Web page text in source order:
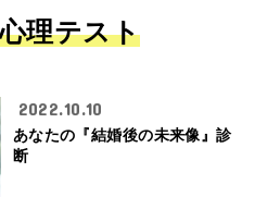
理テスト
2022.10.10
あなたの『結婚後の未来像』診
断